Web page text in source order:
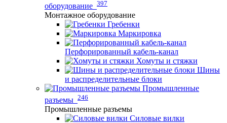
оборудование 397
Монтажное оборудование
Гребенки
Маркировка
Перфорированный кабель-канал
Хомуты и стяжки
Шины
и распределительные блоки
Промышленные
разъемы 246
Промышленные разъемы
Силовые вилки